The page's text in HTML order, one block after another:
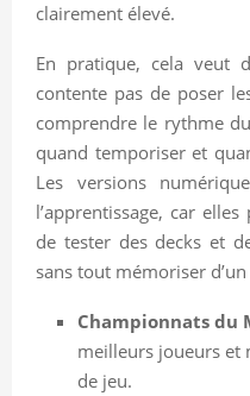
clairement élevé.
En pratique, cela veut
contente pas de poser
comprendre le rythme
quand temporiser et
Les versions
l’apprentissage, car
de tester des decks et
sans tout mémoriser
Championnats du
meilleurs joueurs et
de jeu.